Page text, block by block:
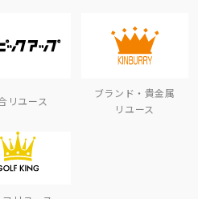
リユース
ブランド・貴金属
リユース